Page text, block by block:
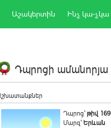
Աշակերտին Ինչ կա-չկա
Դպրոցի ամանորյա
Դպրոց`թիվ
Մարզ`Երևան